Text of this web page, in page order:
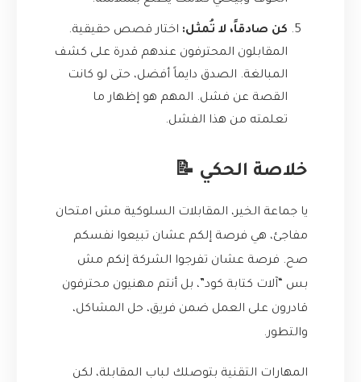
كن صادقاً، لا تُمثل: اختار قصص حقيقية.
المقابلون المحترفون عندهم قدرة على كشف
المبالغة. الصدق دايماً أفضل، حتى لو كانت
القصة عن فشل. المهم هو إظهار ما
تعلمته من هذا الفشل.
خلاصة الحكي 📝
يا جماعة الخير، المقابلات السلوكية مش امتحان
مفاجئ، هي فرصة إلكم عشان تبيعوا نفسكم
صح. فرصة عشان تفرجوا الشركة إنكم مش
بس “آلات كتابة كود”، بل أنتم مهنيون محترفون
قادرون على العمل ضمن فريق، حل المشاكل،
والتطور.
المهارات التقنية بتوصلك لباب المقابلة، لكن